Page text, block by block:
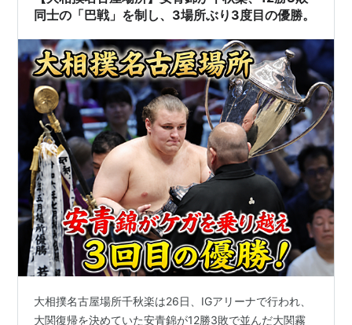
たら厳しかっただろうなぁ。横綱。豊昇龍は中日までは
同士の「巴戦」を制し、3場所ぶり3度目の優勝。
大相撲名古屋場所千秋楽は26日、IGアリーナで行われ、
大関復帰を決めていた安青錦が12勝3敗で並んだ大関霧